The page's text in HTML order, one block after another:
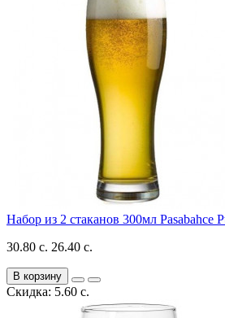
Набор из 2 стаканов 300мл Pasabahce
30.80 с. 26.40 с.
В корзину
Скидка: 5.60 с.